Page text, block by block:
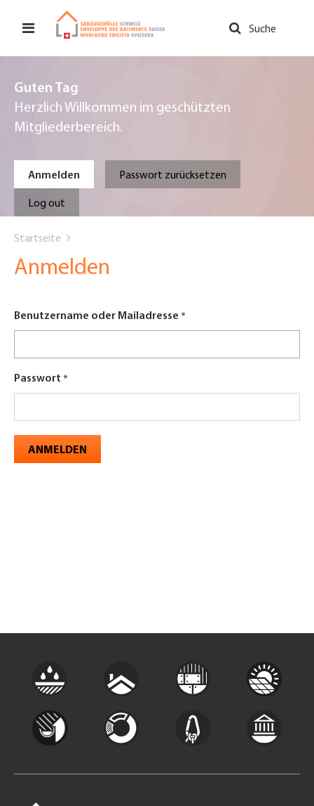
zum
Suche
Guten Tag
Herzlich Willkommen im geschützten
Mitgliederbereich.
Primary
tabs
Anmelden Passwort zurücksetzen
Log out
are
here
Startseite
Anmelden
Benutzername oder Mailadresse
Passwort
ANMELDEN